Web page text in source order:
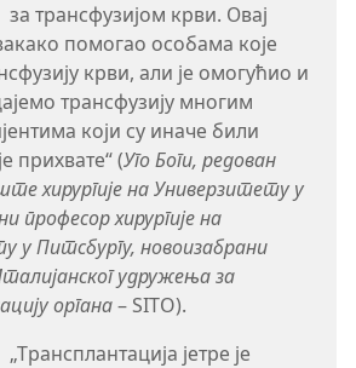
за трансфузијом крви. Овај
помогао особама које
крви, али је омогућио и
трансфузију многим
који су иначе били
прихвате“ (Уго Боги, редован
хирургије на Универзитету у
професор хирургије на
у Питсбургу, новоизабрани
удружења за
органа– SITO).
„Трансплантација јетре је